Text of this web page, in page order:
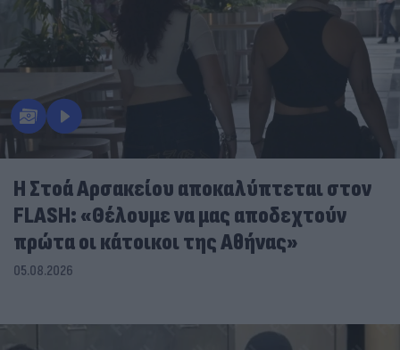
Η Στοά Αρσακείου αποκαλύπτεται στον
FLASH: «Θέλουμε να μας αποδεχτούν
πρώτα οι κάτοικοι της Αθήνας»
05.08.2026